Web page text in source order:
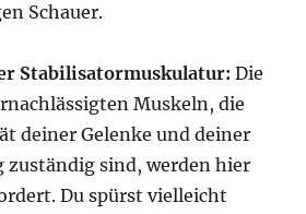
Schauer.
Stabilisatormuskulatur: Die
Muskeln, die
deiner Gelenke und deiner
zuständig sind, werden hier
Du spürst vielleicht